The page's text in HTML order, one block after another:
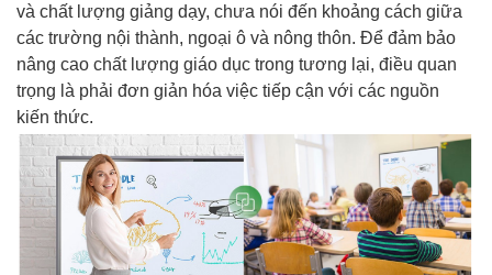
và chất lượng giảng dạy, chưa nói đến khoảng cách giữa
các trường nội thành, ngoại ô và nông thôn. Để đảm bảo
nâng cao chất lượng giáo dục trong tương lại, điều quan
trọng là phải đơn giản hóa việc tiếp cận với các nguồn
kiến thức.